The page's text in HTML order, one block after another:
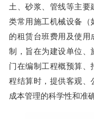
土、砂浆、管线等主要
类常用施工机械设备（
的租赁台班费用及使用
制，旨在为建设单位、
门在编制工程概预算、
程结算时，提供客观、
成本管理的科学性和准